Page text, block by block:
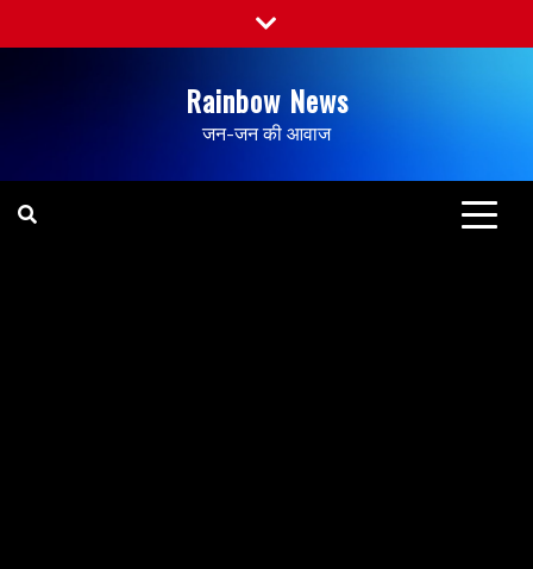
Rainbow News
जन-जन की आवाज